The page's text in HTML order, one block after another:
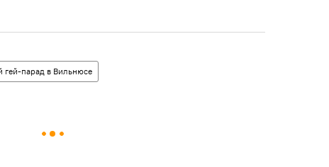
гей-парад в Вильнюсе